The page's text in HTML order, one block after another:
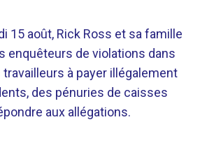
15 août, Rick Ross et sa famille
enquêteurs de violations dans
à payer illégalement
des pénuries de caisses
aux allégations.